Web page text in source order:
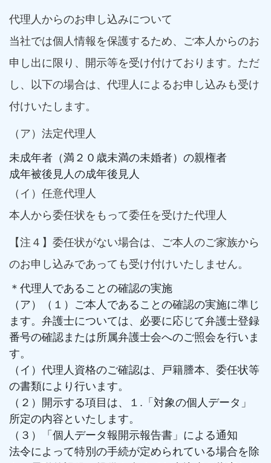
代理人からのお申し込みについて
当社では個人情報を保護するため、ご本人からのお
申し出に限り、開示等を受け付けております。ただ
し、以下の場合は、代理人によるお申し込みも受け
付けいたします。
（ア）法定代理人
未成年者（満２０歳未満の未婚者）の親権者
成年被後見人の成年後見人
（イ）任意代理人
本人から委任状をもって委任を受けた代理人
【注４】委任状がない場合は、ご本人のご家族から
のお申し込みであっても受け付けいたしません。
＊代理人であることの確認の実施
（ア）（１）ご本人であることの確認の実施に準じ
ます。弁護士については、必要に応じて弁護士登録
番号の確認または所属弁護士会へのご照会を行いま
す。
（イ）代理人資格のご確認は、戸籍謄本、委任状等
の書類により行います。
（２）開示する項目は、１.「対象の個人データ」
所定の内容といたします。
（３）「個人データ報開示報告書」による通知
法令によって特別の手続が定められている場合を除